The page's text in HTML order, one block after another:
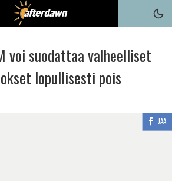
voi suodattaa valheelliset
lopullisesti pois
JAA